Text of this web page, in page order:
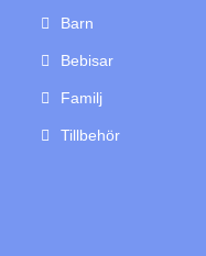
Barn
Bebisar
Familj
Tillbehör